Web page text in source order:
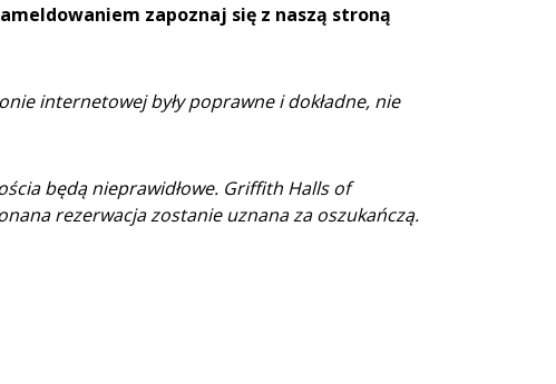
zapoznaj się z naszą stroną
internetowej były poprawne i dokładne, nie
będą nieprawidłowe. Griffith Halls of
rezerwacja zostanie uznana za oszukańczą.